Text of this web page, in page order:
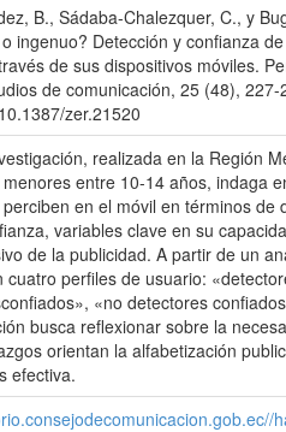
B., Sádaba-Chalezquer, C., y
ingenuo? Detección y confianza
de sus dispositivos móviles.
de comunicación, 25 (48), 227-
zer.21520
realizada en la Región
entre 10-14 años, indaga
en el móvil en términos de
variables clave en su
de la publicidad. A partir de un
cuatro perfiles de usuario:
«no detectores
busca reflexionar sobre la
orientan la alfabetización
efectiva.